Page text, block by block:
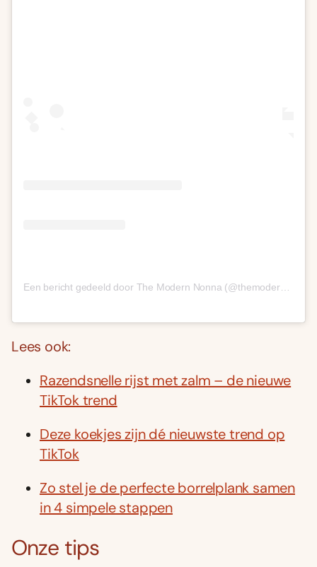
Lees ook:
Razendsnelle rijst met zalm – de nieuwe
TikTok trend
Deze koekjes zijn dé nieuwste trend op
TikTok
Zo stel je de perfecte borrelplank samen
in 4 simpele stappen
Onze tips